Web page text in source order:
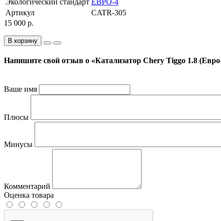
Артикул
CATR-305
15 000 р.
В корзину
Напишите свой отзыв о «Катализатор Chery Tiggo 1.8
Ваше имя
Плюсы
Минусы
Комментарий
Оценка товара